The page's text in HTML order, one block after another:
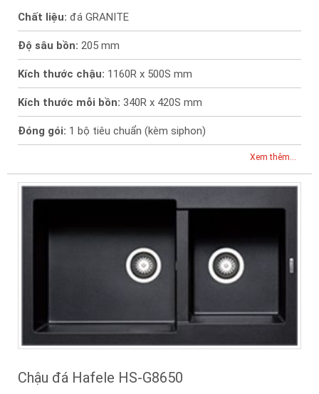
Chất liệu: đá GRANITE
Độ sâu bồn: 205 mm
Kích thước chậu: 1160R x 500S mm
Kích thước mỗi bồn: 340R x 420S mm
Đóng gói: 1 bộ tiêu chuẩn (kèm siphon)
Xem thêm...
Chậu đá Hafele HS-G8650